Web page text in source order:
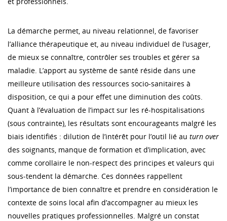
La démarche permet, au niveau relationnel, de favoriser
l’alliance thérapeutique et, au niveau individuel de l’usager,
de mieux se connaître, contrôler ses troubles et gérer sa
maladie. L’apport au système de santé réside dans une
meilleure utilisation des ressources socio-sanitaires à
disposition, ce qui a pour effet une diminution des coûts.
Quant à l’évaluation de l’impact sur les ré-hospitalisations
(sous contrainte), les résultats sont encourageants malgré les
biais identifiés : dilution de l’intérêt pour l’outil lié au turn over
des soignants, manque de formation et d’implication, avec
comme corollaire le non-respect des principes et valeurs qui
sous-tendent la démarche. Ces données rappellent
l’importance de bien connaître et prendre en considération le
contexte de soins local afin d’accompagner au mieux les
nouvelles pratiques professionnelles. Malgré un constat